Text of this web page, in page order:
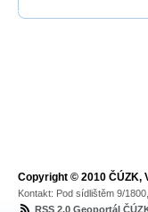
Copyright © 2010 ČÚZK,
Kontakt: Pod sídlištěm 9/
RSS 2.0 Geoportál